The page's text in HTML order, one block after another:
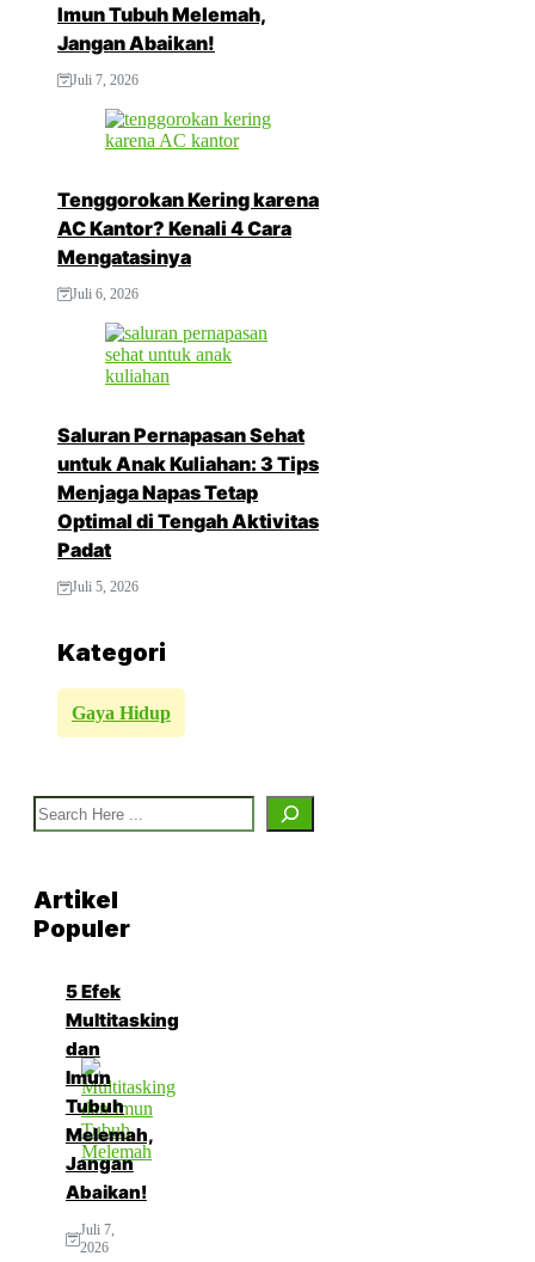
Imun Tubuh Melemah,
Jangan Abaikan!
Juli 7, 2026
Tenggorokan Kering karena
AC Kantor? Kenali 4 Cara
Mengatasinya
Juli 6, 2026
Saluran Pernapasan Sehat
untuk Anak Kuliahan: 3 Tips
Menjaga Napas Tetap
Optimal di Tengah Aktivitas
Padat
Juli 5, 2026
Kategori
Gaya Hidup
Search
Artikel
Populer
5 Efek
Multitasking
dan
Imun
Tubuh
Melemah,
Jangan
Abaikan!
Juli 7,
2026